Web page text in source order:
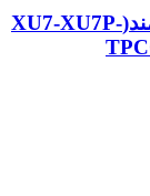
لوازم کامل موجگیر مدل بالا پژو405-سمند(XU7-XU7P-